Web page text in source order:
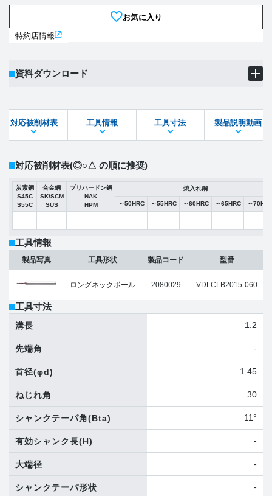
お気に入り
特約店情報
資料ダウンロード
STEPファイル DXFファイル
対応被削材表 工具情報 工具寸法 製品説明動画
対応被削材表(◎○△ の順に推奨)
炭素鋼
S45C
S55C
合金鋼
SK/SCM
SUS
プリハードン鋼
NAK
HPM
焼入れ鋼
～50HRC ～55HRC ～60HRC ～65HRC ～
工具情報
製品写真 工具形状
ロングネックボール
製品コード
2080029
型番
VDLCLB2015-060
工具寸法
溝長 1.2
先端角 -
首径(φd) 1.45
ねじれ角 30
シャンクテーパ角(Bta) 11°
有効シャンク長(H) -
大端径 -
シャンクテーパ形状 -